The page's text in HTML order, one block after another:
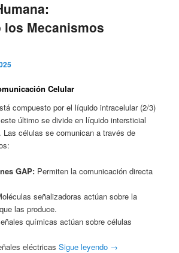
los Mecanismos
Celular
compuesto por el líquido intracelular (2/3)
último se divide en líquido intersticial
Las células se comunican a través de
GAP:Permiten la comunicación directa
señalizadoras actúan sobre la
las produce.
químicas actúan sobre células
eléctricas Sigue leyendo →